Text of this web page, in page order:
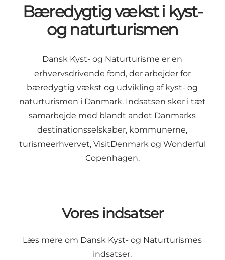
Bæredygtig vækst i kyst-
og naturturismen
Dansk Kyst- og Naturturisme er en
erhvervsdrivende fond, der arbejder for
bæredygtig vækst og udvikling af kyst- og
naturturismen i Danmark. Indsatsen sker i tæt
samarbejde med blandt andet Danmarks
destinationsselskaber, kommunerne,
turismeerhvervet, VisitDenmark og Wonderful
Copenhagen.
Vores indsatser
Læs mere om Dansk Kyst- og Naturturismes
indsatser.